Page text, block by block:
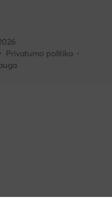
Privatumo politika